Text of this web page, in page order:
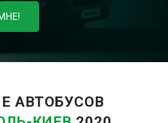
АВТОБУСОВ